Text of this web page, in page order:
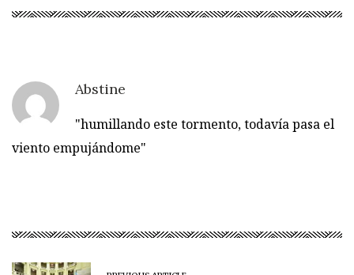
Abstine
"humillando este tormento, todavía pasa el
viento empujándome"